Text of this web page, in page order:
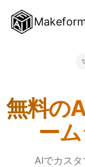
ブログ
無料の
ー
AIでカス